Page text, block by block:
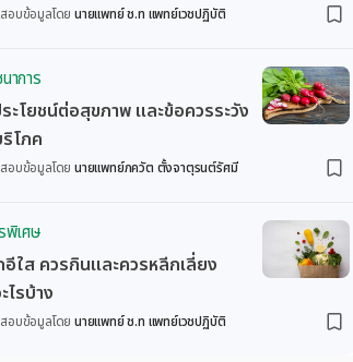
อบข้อมูลโดย นายแพทย์ ช.ท แพทย์เวชปฏิบัติ
าการ
ะโยชน์ต่อสุขภาพ และข้อควรระวัง
โภค
อบข้อมูลโดย นายแพทย์ภควัต ตั้งจาตุรนต์รัศมี
พิเศษ
ใส ควรกินและควรหลีกเลี่ยง
ไรบ้าง
อบข้อมูลโดย นายแพทย์ ช.ท แพทย์เวชปฏิบัติ